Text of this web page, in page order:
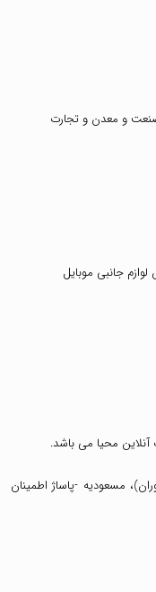
صنعت و معدن و تجارت
جانبی موبایل
محیا می باشد.
مسعودیه -پاساژ اطمینان